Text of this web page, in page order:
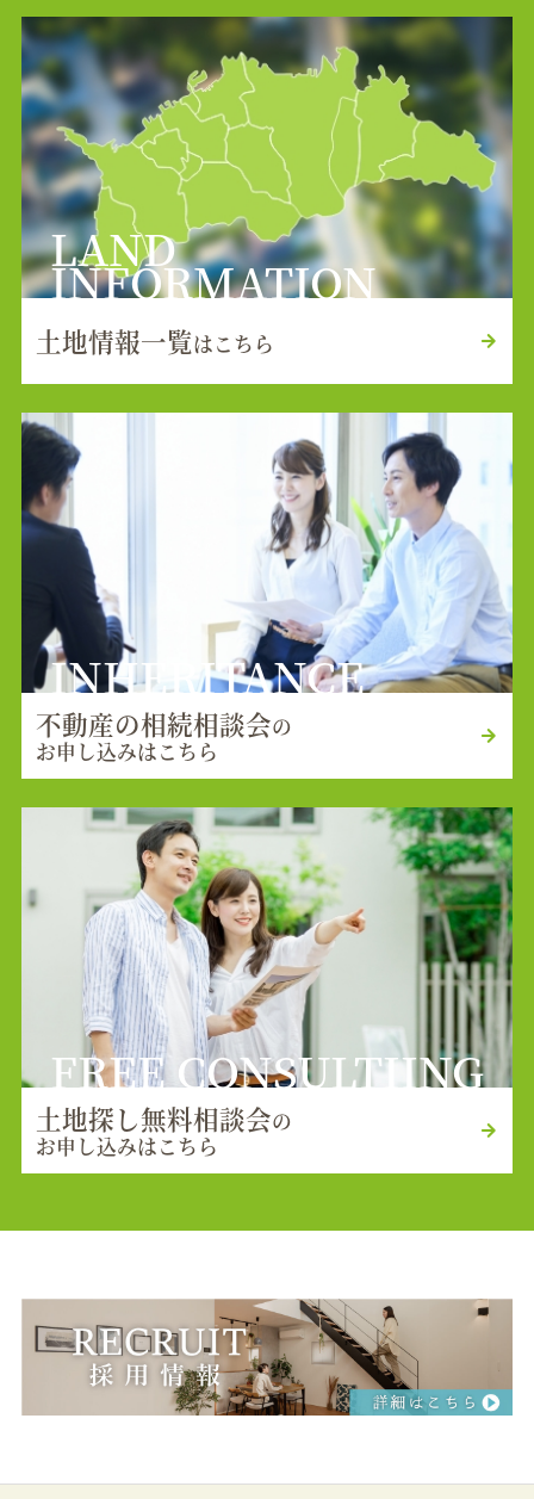
LAND
INFORMATION
土地情報一覧はこちら
INHERITANCE
不動産の相続相談会の
お申し込みはこちら
FREE CONSULTIING
土地探し無料相談会の
お申し込みはこちら